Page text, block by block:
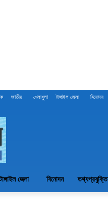
জাতীয় খেলাধুলা টাঙ্গাইল জেলা বিনোদন
জেলা বিনোদন তথ্যপ্রযুক্তি